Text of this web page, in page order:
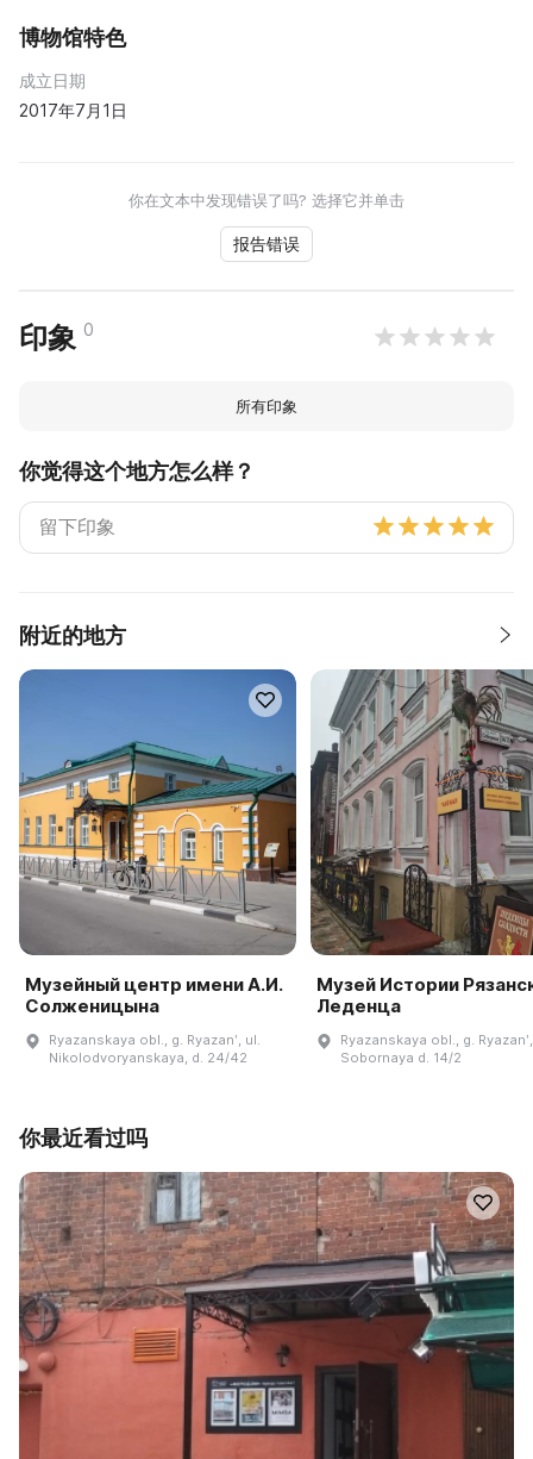
博物馆特色
成立日期
2017年7月1日
你在文本中发现错误了吗? 选择它并单击
报告错误
印象 0
所有印象
你觉得这个地方怎么样？
附近的地方
Музейный центр имени А.И.
Солженицына
Ryazanskaya obl., g. Ryazanʹ, ul.
Nikolodvoryanskaya, d. 24/42
Музей Истории
Леденца
Ryazanskaya obl., g.
Sobornaya d. 14/2
你最近看过吗